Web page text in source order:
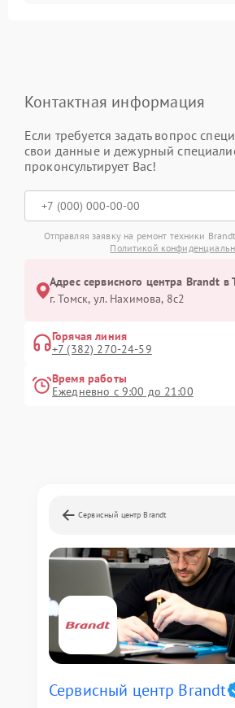
Контактная информация
Если требуется задать вопрос
свои данные и дежурный
проконсультирует Вас!
Отправляя заявку на ремонт техники
Политикой
Адрес сервисного центра Brandt в
г. Томск, ул. Нахимова, 8с2
Горячая линия
+7 (382) 270-24-59
Время работы
Ежедневно с 9:00 до 21:00
Сервисный центр Brandt
Сервисный центр Brandt